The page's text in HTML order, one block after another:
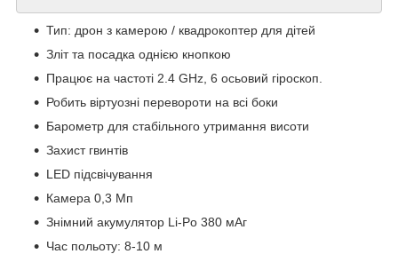
Тип: дрон з камерою / квадрокоптер для дітей
Зліт та посадка однією кнопкою
Працює на частоті 2.4 GHz, 6 осьовий гіроскоп.
Робить віртуозні перевороти на всі боки
Барометр для стабільного утримання висоти
Захист гвинтів
LED підсвічування
Камера 0,3 Мп
Знімний акумулятор Li-Po 380 мАг
Час польоту: 8-10 м